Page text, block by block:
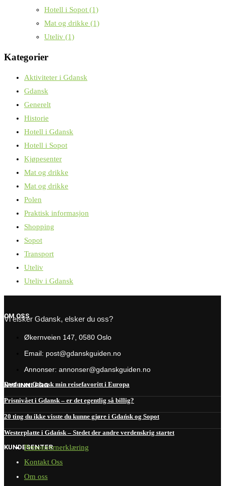
Hotell i Sopot (1)
Mat og drikke (1)
Uteliv (1)
Kategorier
Aktiviteter i Gdansk
Gdansk
Generelt
Historie
Hotell i Gdansk
Hotell i Sopot
Kjøpesenter
Mat og drikke
Mat og drikke
Polen
Praktisk informasjon
Shopping
Sopot
Transport
Uteliv
Uteliv i Gdansk
OM OSS
Vi elsker Gdansk, elsker du oss?
Økernveien 147, 0580 Oslo
Email: post@gdanskguiden.no
Annonser: annonser@gdanskguiden.no
NYE INNLEGG
Derfor er Gdansk min reisefavoritt i Europa
Prisnivået i Gdansk – er det egentlig så billig?
20 ting du ikke visste du kunne gjøre i Gdańsk og Sopot
Westerplatte i Gdańsk – Stedet der andre verdenskrig startet
KUNDESENTER
Personvernerklæring
Kontakt Oss
Om oss